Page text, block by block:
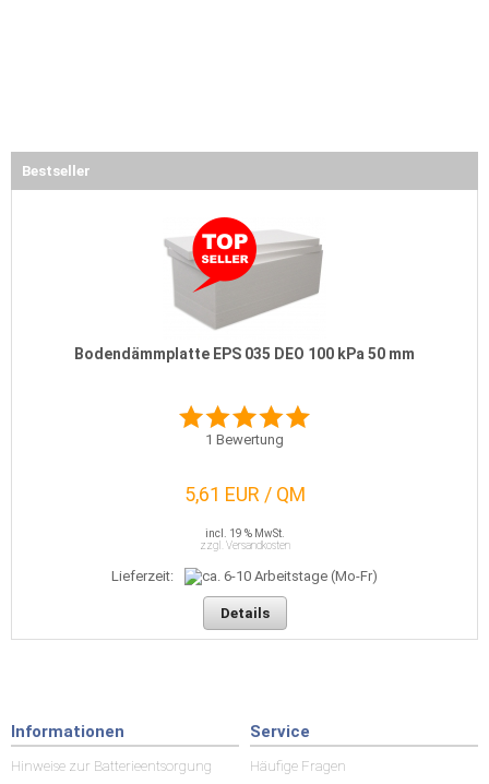
Bestseller
Bodendämmplatte EPS 035 DEO 100 kPa 50 mm
1 Bewertung
5,61 EUR / QM
incl. 19 % MwSt.
zzgl. Versandkosten
Lieferzeit:
Details
Informationen
Hinweise zur Batterieentsorgung
Service
Häufige Fragen